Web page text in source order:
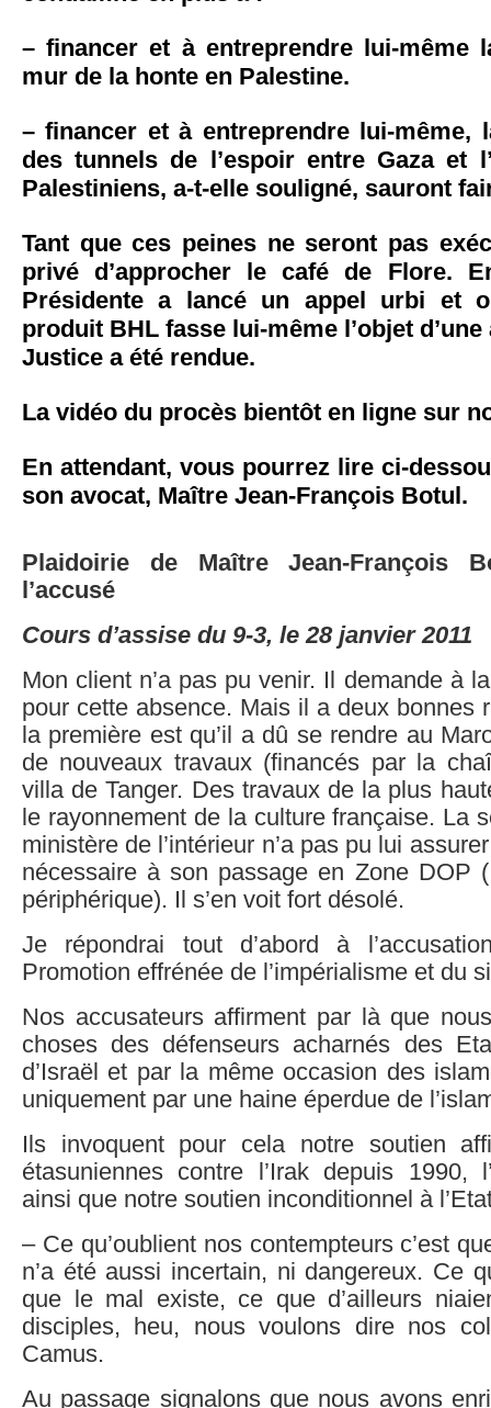
– financer et à entreprendre lui-même
mur de la honte en Palestine.
– financer et à entreprendre lui-même,
des tunnels de l’espoir entre Gaza et
Palestiniens, a-t-elle souligné, sauront
Tant que ces peines ne seront pas
privé d’approcher le café de Flore.
Présidente a lancé un appel urbi et
produit BHL fasse lui-même l’objet
Justice a été rendue.
La vidéo du procès bientôt en ligne sur
En attendant, vous pourrez lire ci-
son avocat, Maître Jean-François Botul.
Plaidoirie de Maître Jean-François
l’accusé
Cours d’assise du 9-3, le 28 janvier 2011
Mon client n’a pas pu venir. Il demande à
pour cette absence. Mais il a deux bonnes
la première est qu’il a dû se rendre au
de nouveaux travaux (financés par la
villa de Tanger. Des travaux de la plus
le rayonnement de la culture française. La
ministère de l’intérieur n’a pas pu lui
nécessaire à son passage en Zone DOP (
périphérique). Il s’en voit fort désolé.
Je répondrai tout d’abord à
Promotion effrénée de l’impérialisme et du
Nos accusateurs affirment par là que
choses des défenseurs acharnés des
d’Israël et par la même occasion des
uniquement par une haine éperdue de
Ils invoquent pour cela notre soutien
étasuniennes contre l’Irak depuis 1990,
ainsi que notre soutien inconditionnel à
– Ce qu’oublient nos contempteurs c’est
n’a été aussi incertain, ni dangereux. Ce
que le mal existe, ce que d’ailleurs
disciples, heu, nous voulons dire nos
Camus.
Au passage signalons que nous avons